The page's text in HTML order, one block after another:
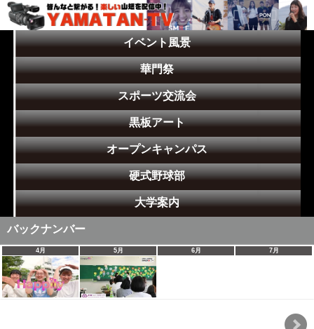
イベント風景
華門祭
スポーツ交流会
黒板アート
オープンキャンパス
硬式野球部
大学案内
バックナンバー
4月 5月 6月 7月